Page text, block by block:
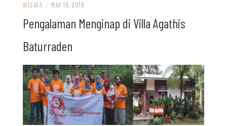
WISATA / MAY 18, 2018
Pengalaman Menginap di Villa Agathis
Baturraden